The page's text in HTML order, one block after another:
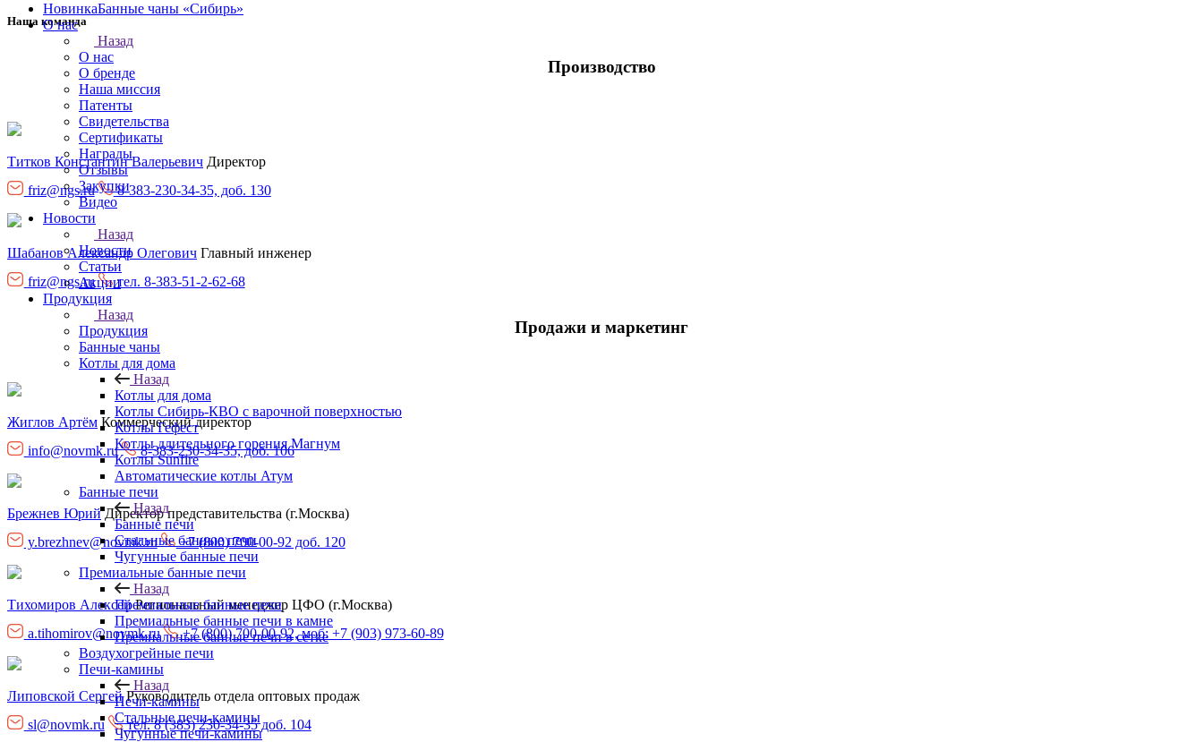
НовинкаБанные чаны «Сибирь»
О нас
Назад
О нас
О бренде
Наша миссия
Патенты
Свидетельства
Сертификаты
Награды
Отзывы
Закупки
Видео
Новости
Назад
Новости
Статьи
Акции
Продукция
Назад
Продукция
Банные чаны
Котлы для дома
Назад
Котлы для дома
Котлы Сибирь-КВО с варочной поверхностью
Котлы Гефест
Котлы длительного горения Магнум
Котлы Sunfire
Автоматические котлы Атум
Банные печи
Назад
Банные печи
Стальные банные печи
Чугунные банные печи
Премиальные банные печи
Назад
Премиальные банные печи
Премиальные банные печи в камне
Премиальные банные печи в сетке
Воздухогрейные печи
Печи-камины
Назад
Печи-камины
Стальные печи-камины
Чугунные печи-камины
Наша команда
Производство
Титков Константин Валерьевич Директор
friz@ngs.ru
8-383-230-34-35, доб. 130
Шабанов Александр Олегович Главный инженер
friz@ngs.ru
тел. 8-383-51-2-62-68
Продажи и маркетинг
Жиглов Артём Коммерческий директор
info@novmk.ru
8-383-230-34-35, доб. 106
Брежнев Юрий Директор представительства (г.Москва)
y.brezhnev@novmk.ru
+7 (800) 700-00-92 доб. 120
Тихомиров Алексей Региональный менеджер ЦФО (г.Москва)
a.tihomirov@novmk.ru
+7 (800) 700-00-92, моб: +7 (903) 973-60-89
Липовской Сергей Руководитель отдела оптовых продаж
sl@novmk.ru
тел. 8 (383) 230-34-35 доб. 104